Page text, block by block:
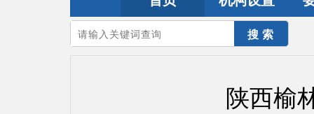
您的当前位置：首页>地震频道 全球震讯
陕西榆